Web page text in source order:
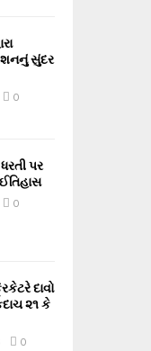
સુંદર
0
પર
0
દાવો
૨૧ કે
0